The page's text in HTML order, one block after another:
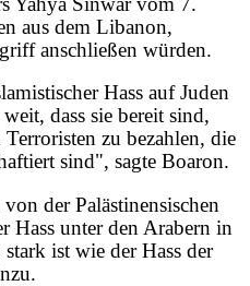
aus dem Libanon,
anschließen würden.
Hass auf Juden
dass sie bereit sind,
zu bezahlen, die
sind", sagte Boaron.
der Palästinensischen
Hass unter den Arabern in
ist wie der Hass der